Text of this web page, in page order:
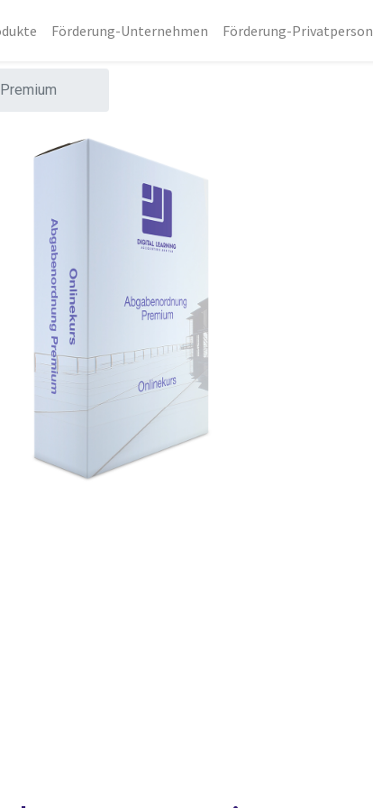
Förderung-Unternehmen Förderung-Privatperson